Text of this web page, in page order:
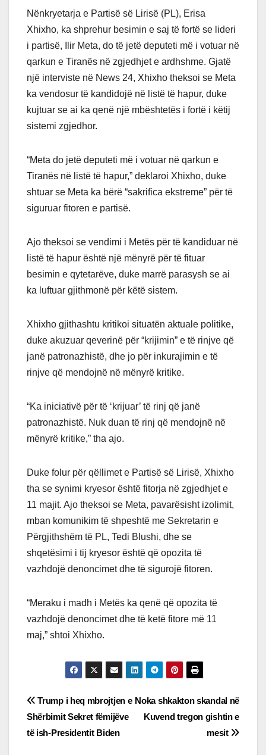
Nënkryetarja e Partisë së Lirisë (PL), Erisa
Xhixho, ka shprehur besimin e saj të fortë se lideri
i partisë, Ilir Meta, do të jetë deputeti më i votuar në
qarkun e Tiranës në zgjedhjet e ardhshme. Gjatë
një interviste në News 24, Xhixho theksoi se Meta
ka vendosur të kandidojë në listë të hapur, duke
kujtuar se ai ka qenë një mbështetës i fortë i këtij
sistemi zgjedhor.
“Meta do jetë deputeti më i votuar në qarkun e
Tiranës në listë të hapur,” deklaroi Xhixho, duke
shtuar se Meta ka bërë “sakrifica ekstreme” për të
siguruar fitoren e partisë.
Ajo theksoi se vendimi i Metës për të kandiduar në
listë të hapur është një mënyrë për të fituar
besimin e qytetarëve, duke marrë parasysh se ai
ka luftuar gjithmonë për këtë sistem.
Xhixho gjithashtu kritikoi situatën aktuale politike,
duke akuzuar qeverinë për “krijimin” e të rinjve që
janë patronazhistë, dhe jo për inkurajimin e të
rinjve që mendojnë në mënyrë kritike.
“Ka iniciativë për të ‘krijuar’ të rinj që janë
patronazhistë. Nuk duan të rinj që mendojnë në
mënyrë kritike,” tha ajo.
Duke folur për qëllimet e Partisë së Lirisë, Xhixho
tha se synimi kryesor është fitorja në zgjedhjet e
11 majit. Ajo theksoi se Meta, pavarësisht izolimit,
mban komunikim të shpeshtë me Sekretarin e
Përgjithshëm të PL, Tedi Blushi, dhe se
shqetësimi i tij kryesor është që opozita të
vazhdojë denoncimet dhe të sigurojë fitoren.
“Meraku i madh i Metës ka qenë që opozita të
vazhdojë denoncimet dhe të ketë fitore më 11
maj,” shtoi Xhixho.
Post
navigation
Noka shkakton skandal në
Kuvend tregon gishtin e
mesit
Trump i heq mbrojtjen e
Shërbimit Sekret fëmijëve
të ish-Presidentit Biden